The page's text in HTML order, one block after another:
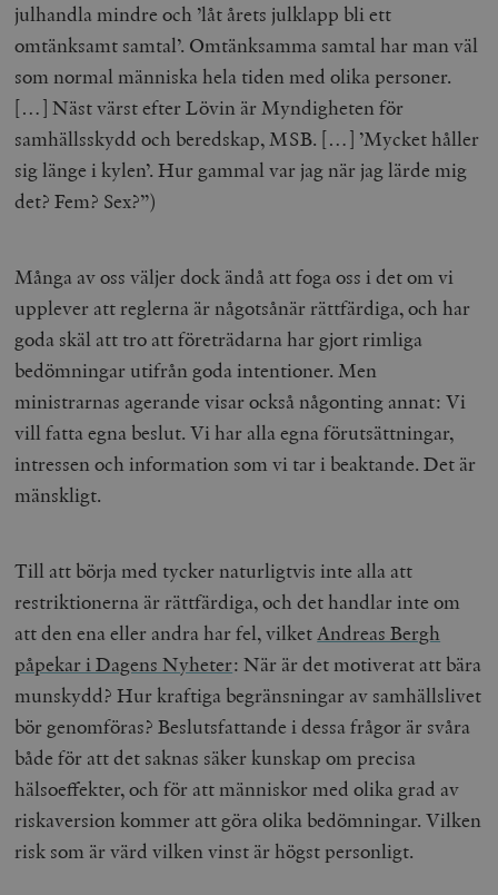
julhandla mindre och ’låt årets julklapp bli ett
omtänksamt samtal’. Omtänksamma samtal har man väl
som normal människa hela tiden med olika personer.
[…] Näst värst efter Lövin är Myndigheten för
samhällsskydd och beredskap, MSB. […] ’Mycket håller
sig länge i kylen’. Hur gammal var jag när jag lärde mig
det? Fem? Sex?”)
Många av oss väljer dock ändå att foga oss i det om vi
upplever att reglerna är någotsånär rättfärdiga, och har
goda skäl att tro att företrädarna har gjort rimliga
bedömningar utifrån goda intentioner. Men
ministrarnas agerande visar också någonting annat: Vi
vill fatta egna beslut. Vi har alla egna förutsättningar,
intressen och information som vi tar i beaktande. Det är
mänskligt.
Till att börja med tycker naturligtvis inte alla att
restriktionerna är rättfärdiga, och det handlar inte om
att den ena eller andra har fel, vilketAndreas Bergh
påpekar i Dagens Nyheter: När är det motiverat att bära
munskydd? Hur kraftiga begränsningar av samhällslivet
bör genomföras? Beslutsfattande i dessa frågor är svåra
både för att det saknas säker kunskap om precisa
hälsoeffekter, och för att människor med olika grad av
riskaversion kommer att göra olika bedömningar. Vilken
risk som är värd vilken vinst är högst personligt.